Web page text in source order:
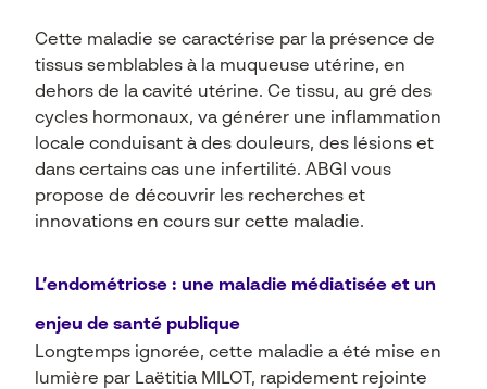
Cette maladie se caractérise par la présence de
tissus semblables à la muqueuse utérine, en
dehors de la cavité utérine. Ce tissu, au gré des
cycles hormonaux, va générer une inflammation
locale conduisant à des douleurs, des lésions et
dans certains cas une infertilité. ABGI vous
propose de découvrir les recherches et
innovations en cours sur cette maladie.
L’endométriose : une maladie médiatisée et un
enjeu de santé publique
Longtemps ignorée, cette maladie a été mise en
lumière par Laëtitia MILOT, rapidement rejointe